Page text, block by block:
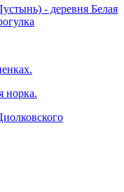
- деревня Белая
норка.